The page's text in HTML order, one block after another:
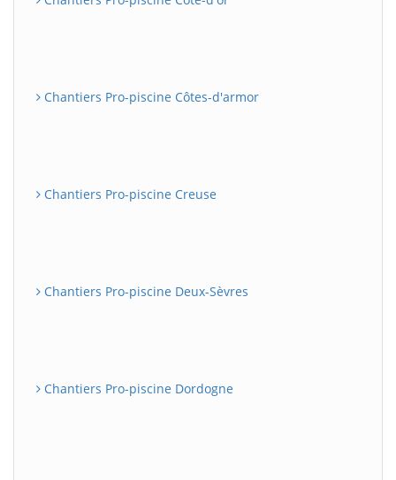
Chantiers Pro-piscine Côtes-d'armor
Chantiers Pro-piscine Creuse
Chantiers Pro-piscine Deux-Sèvres
Chantiers Pro-piscine Dordogne